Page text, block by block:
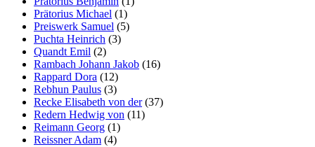
Prätorius Michael (1)
Preiswerk Samuel (5)
Puchta Heinrich (3)
Quandt Emil (2)
Rambach Johann Jakob (16)
Rappard Dora (12)
Rebhun Paulus (3)
Recke Elisabeth von der(37)
Redern Hedwig von (11)
Reimann Georg (1)
Reissner Adam (4)